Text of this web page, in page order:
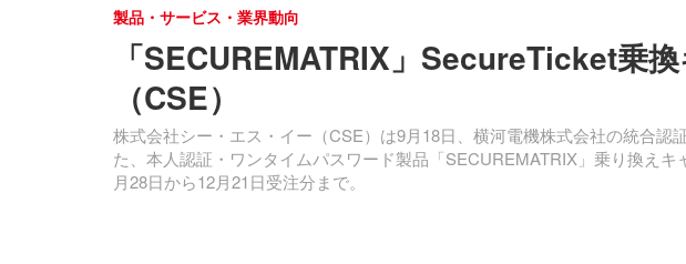
「SECUREMATRIX」SecureTicket乗
（CSE）
株式会社シー・エス・イー（CSE）は9月18日、横河電機株式会社の統合認
た、本人認証・ワンタイムパスワード製品「SECUREMATRIX」乗り換え
月28日から12月21日受注分まで。
製品・サービス・業界動向